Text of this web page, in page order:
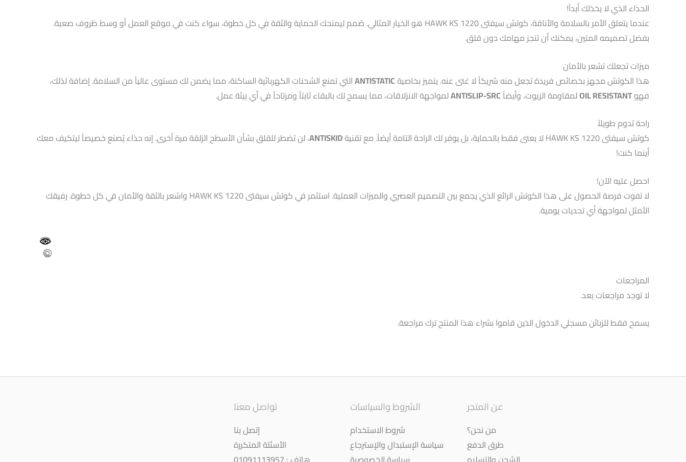
الحذاء الذي لا يخذلك أبداً!
عندما يتعلق الأمر بالسلامة والأناقة، كوتش سيفتى HAWK KS 1220 هو الخيار المثالي. صُمم ليمنحك الحماية والثقة في كل خطوة، سواء كنت في موقع العمل أو وسط ظروف صعبة.
بفضل تصميمه المتين، يمكنك أن تنجز مهامك دون قلق.
ميزات تجعلك تشعر بالأمان
هذا الكوتش مجهز بخصائص فريدة تجعل منه شريكاً لا غنى عنه. يتميز بخاصيةANTISTATICالتي تمنع الشحنات الكهربائية الساكنة، مما يضمن لك مستوى عالياً من السلامة. إضافة لذلك،
فهوOIL RESISTANTلمقاومة الزيوت، وأيضاًANTISLIP-SRCلمواجهة الانزلاقات، مما يسمح لك بالبقاء ثابتاً ومرتاحاً في أي بيئة عمل.
راحة تدوم طويلاً
كوتش سيفتى HAWK KS 1220 لا يعنى فقط بالحماية، بل يوفر لك الراحة التامة أيضاً. مع تقنية
ANTISKID، لن تضطر للقلق بشأن الأسطح الزلقة مرة أخرى. إنه حذاء يُصنع خصيصاً ليتكيف معك
أينما كنت!
احصل عليه الآن!
لا تفوت فرصة الحصول على هذا الكوتش الرائع الذي يجمع بين التصميم العصري والميزات العملية. استثمر في كوتش سيفتى HAWK KS 1220 واشعر بالثقة والأمان في كل خطوة. رفيقك
الأمثل لمواجهة أي تحديات يومية.
المراجعات
لا توجد مراجعات بعد.
يسمح فقط للزبائن مسجلي الدخول الذين قاموا بشراء هذا المنتج ترك مراجعة.
عن المتجر
من نحن؟
طرق الدفع
الشروط والسياسات
شروط الاستخدام
سياسة الإستبدال والإسترجاع
تواصل معنا
إتصل بنا
الأسئلة المتكررة